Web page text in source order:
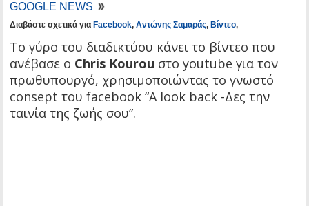
GOOGLE NEWS
Διαβάστε σχετικά για Facebook, Αντώνης Σαμαράς, Βίντεο,
Tο γύρο του διαδικτύου κάνει το βίντεο που
ανέβασε ο Chris Kourou στο youtube για τον
πρωθυπουργό, χρησιμοποιώντας το γνωστό
consept του facebook “Α look back -Δες την
ταινία της ζωής σου”.